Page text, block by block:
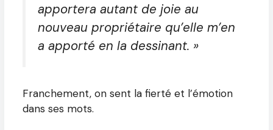
apportera autant de joie au
nouveau propriétaire qu’elle m’en
a apporté en la dessinant. »
Franchement, on sent la fierté et l’émotion
dans ses mots.